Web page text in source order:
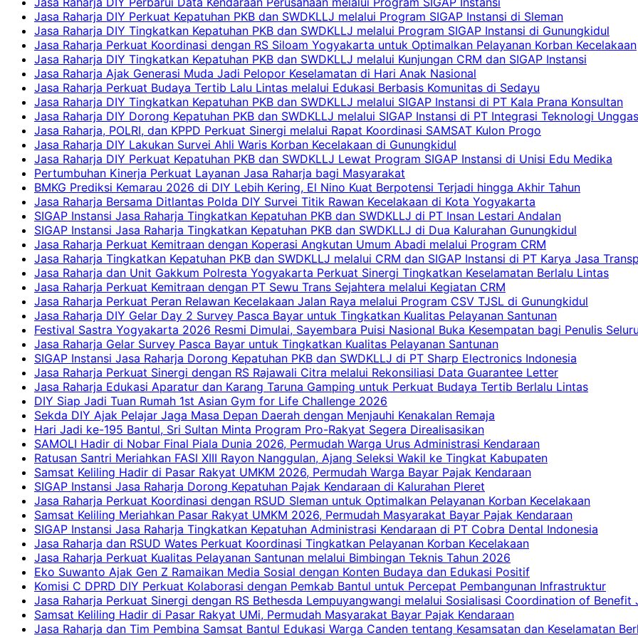
Jasa Raharja DIY Perkuat Kepatuhan PKB dan SWDKLLJ melalui Program SIGAP Instansi di Sleman
Jasa Raharja DIY Tingkatkan Kepatuhan PKB dan SWDKLLJ melalui Program SIGAP Instansi di Gunungkidul
Jasa Raharja Perkuat Koordinasi dengan RS Siloam Yogyakarta untuk Optimalkan Pelayanan Korban Kecelakaan
Jasa Raharja DIY Tingkatkan Kepatuhan PKB dan SWDKLLJ melalui Kunjungan CRM dan SIGAP Instansi
Jasa Raharja Ajak Generasi Muda Jadi Pelopor Keselamatan di Hari Anak Nasional
Jasa Raharja Perkuat Budaya Tertib Lalu Lintas melalui Edukasi Berbasis Komunitas di Sedayu
Jasa Raharja DIY Tingkatkan Kepatuhan PKB dan SWDKLLJ melalui SIGAP Instansi di PT Kala Prana Konsultan
Jasa Raharja DIY Dorong Kepatuhan PKB dan SWDKLLJ melalui SIGAP Instansi di PT Integrasi Teknologi Unggas
Jasa Raharja, POLRI, dan KPPD Perkuat Sinergi melalui Rapat Koordinasi SAMSAT Kulon Progo
Jasa Raharja DIY Lakukan Survei Ahli Waris Korban Kecelakaan di Gunungkidul
Jasa Raharja DIY Perkuat Kepatuhan PKB dan SWDKLLJ Lewat Program SIGAP Instansi di Unisi Edu Medika
Pertumbuhan Kinerja Perkuat Layanan Jasa Raharja bagi Masyarakat
BMKG Prediksi Kemarau 2026 di DIY Lebih Kering, El Nino Kuat Berpotensi Terjadi hingga Akhir Tahun
Jasa Raharja Bersama Ditlantas Polda DIY Survei Titik Rawan Kecelakaan di Kota Yogyakarta
SIGAP Instansi Jasa Raharja Tingkatkan Kepatuhan PKB dan SWDKLLJ di PT Insan Lestari Andalan
SIGAP Instansi Jasa Raharja Tingkatkan Kepatuhan PKB dan SWDKLLJ di Dua Kalurahan Gunungkidul
Jasa Raharja Perkuat Kemitraan dengan Koperasi Angkutan Umum Abadi melalui Program CRM
Jasa Raharja Tingkatkan Kepatuhan PKB dan SWDKLLJ melalui CRM dan SIGAP Instansi di PT Karya Jasa
Jasa Raharja dan Unit Gakkum Polresta Yogyakarta Perkuat Sinergi Tingkatkan Keselamatan Berlalu Lintas
Jasa Raharja Perkuat Kemitraan dengan PT Sewu Trans Sejahtera melalui Kegiatan CRM
Jasa Raharja Perkuat Peran Relawan Kecelakaan Jalan Raya melalui Program CSV TJSL di Gunungkidul
Jasa Raharja DIY Gelar Day 2 Survey Pasca Bayar untuk Tingkatkan Kualitas Pelayanan Santunan
Festival Sastra Yogyakarta 2026 Resmi Dimulai, Sayembara Puisi Nasional Buka Kesempatan bagi Penulis
Jasa Raharja Gelar Survey Pasca Bayar untuk Tingkatkan Kualitas Pelayanan Santunan
SIGAP Instansi Jasa Raharja Dorong Kepatuhan PKB dan SWDKLLJ di PT Sharp Electronics Indonesia
Jasa Raharja Perkuat Sinergi dengan RS Rajawali Citra melalui Rekonsiliasi Data Guarantee Letter
Jasa Raharja Edukasi Aparatur dan Karang Taruna Gamping untuk Perkuat Budaya Tertib Berlalu Lintas
DIY Siap Jadi Tuan Rumah 1st Asian Gym for Life Challenge 2026
Sekda DIY Ajak Pelajar Jaga Masa Depan Daerah dengan Menjauhi Kenakalan Remaja
Hari Jadi ke-195 Bantul, Sri Sultan Minta Program Pro-Rakyat Segera Direalisasikan
SAMOLI Hadir di Nobar Final Piala Dunia 2026, Permudah Warga Urus Administrasi Kendaraan
Ratusan Santri Meriahkan FASI XIII Rayon Nanggulan, Ajang Seleksi Wakil ke Tingkat Kabupaten
Samsat Keliling Hadir di Pasar Rakyat UMKM 2026, Permudah Warga Bayar Pajak Kendaraan
SIGAP Instansi Jasa Raharja Dorong Kepatuhan Pajak Kendaraan di Kalurahan Pleret
Jasa Raharja Perkuat Koordinasi dengan RSUD Sleman untuk Optimalkan Pelayanan Korban Kecelakaan
Samsat Keliling Meriahkan Pasar Rakyat UMKM 2026, Permudah Masyarakat Bayar Pajak Kendaraan
SIGAP Instansi Jasa Raharja Tingkatkan Kepatuhan Administrasi Kendaraan di PT Cobra Dental Indonesia
Jasa Raharja dan RSUD Wates Perkuat Koordinasi Tingkatkan Pelayanan Korban Kecelakaan
Jasa Raharja Perkuat Kualitas Pelayanan Santunan melalui Bimbingan Teknis Tahun 2026
Eko Suwanto Ajak Gen Z Ramaikan Media Sosial dengan Konten Budaya dan Edukasi Positif
Komisi C DPRD DIY Perkuat Kolaborasi dengan Pemkab Bantul untuk Percepat Pembangunan Infrastruktur
Jasa Raharja Perkuat Sinergi dengan RS Bethesda Lempuyangwangi melalui Sosialisasi Coordination of Benefit
Samsat Keliling Hadir di Pasar Rakyat UMi, Permudah Masyarakat Bayar Pajak Kendaraan
Jasa Raharja dan Tim Pembina Samsat Bantul Edukasi Warga Canden tentang Kesamsatan dan Keselamatan